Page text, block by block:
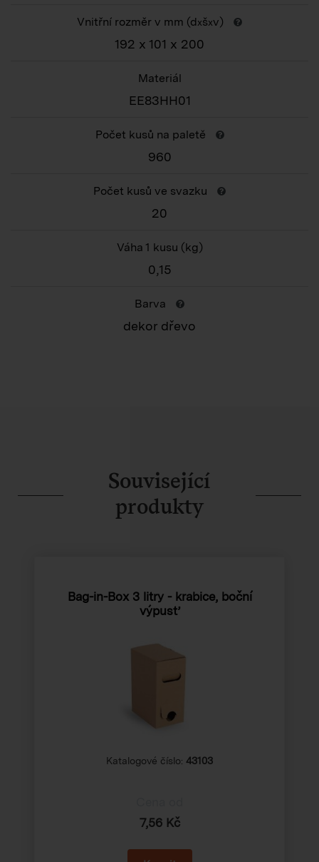
Vnitřní rozměr v mm (dxšxv)
192 x 101 x 200
Materiál
EE83HH01
Počet kusů na paletě
960
Počet kusů ve svazku
20
Váha 1 kusu (kg)
0,15
Barva
dekor dřevo
Související
produkty
Bag-in-Box 3 litry - krabice, boční
výpusť
Katalogové číslo: 43103
7,56 Kč